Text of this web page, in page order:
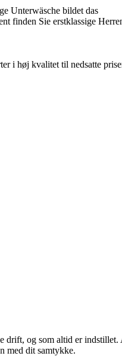
Unterwäsche bildet das
finden Sie erstklassige
i høj kvalitet til
drift, og som altid er
med dit samtykke.